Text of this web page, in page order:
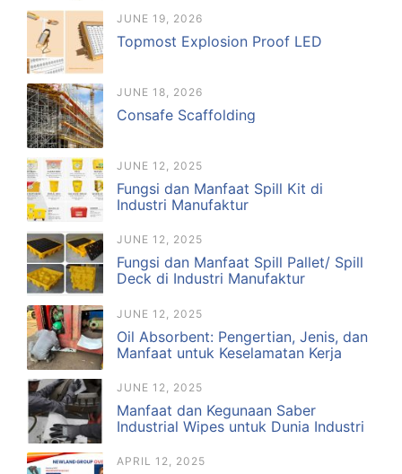
JUNE 19, 2026
Topmost Explosion Proof LED
JUNE 18, 2026
Consafe Scaffolding
JUNE 12, 2025
Fungsi dan Manfaat Spill Kit di
Industri Manufaktur
JUNE 12, 2025
Fungsi dan Manfaat Spill Pallet/ Spill
Deck di Industri Manufaktur
JUNE 12, 2025
Oil Absorbent: Pengertian, Jenis, dan
Manfaat untuk Keselamatan Kerja
JUNE 12, 2025
Manfaat dan Kegunaan Saber
Industrial Wipes untuk Dunia Industri
APRIL 12, 2025